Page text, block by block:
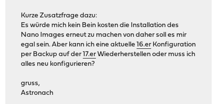
Kurze Zusatzfrage dazu:
Es würde mich kein Bein kosten die Installation des
Nano Images erneut zu machen von daher soll es mir
egal sein. Aber kann ich eine aktuelle16.er Konfiguration
per Backup auf der17.er Wiederherstellen oder muss ich
alles neu konfigurieren?
gruss,
Astronach